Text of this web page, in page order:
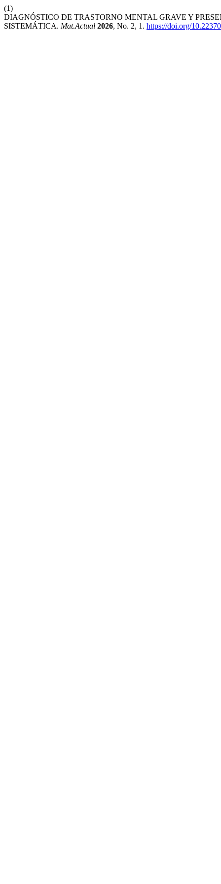
(1)
DIAGNÓSTICO DE TRASTORNO MENTAL GRAVE Y
SISTEMÁTICA. Mat.Actual 2026, No. 2, 1. https://doi.org/